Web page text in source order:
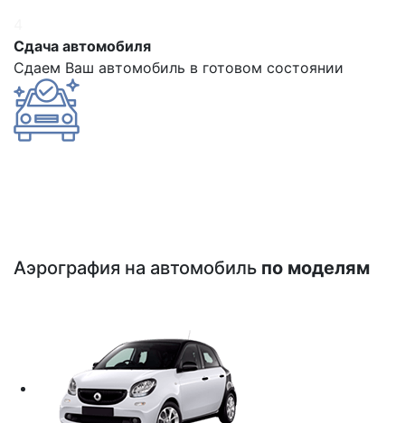
Сдача автомобиля
Сдаем Ваш автомобиль в готовом состоянии
Аэрография на автомобиль по моделям